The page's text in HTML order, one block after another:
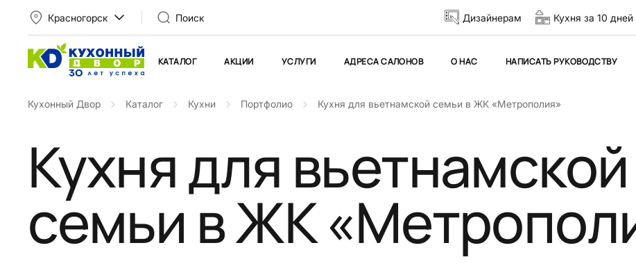
Красногорск Поиск Дизайнерам Кухня за 10 дней
КАТАЛОГ АКЦИИ УСЛУГИ АДРЕСА САЛОНОВ О НАС НАПИСАТЬ РУКОВОДСТВУ
Кухонный Двор Каталог Кухни Портфолио Кухня для вьетнамской семьи в ЖК «Метрополия»
Кухня для вьетнамской
семьи в ЖК